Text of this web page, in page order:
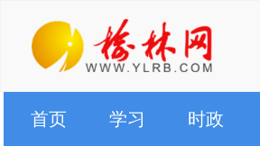
首页 学习 时政